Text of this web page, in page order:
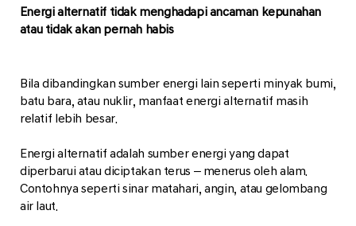
Energi alternatif tidak menghadapi ancaman kepunahan
atau tidak akan pernah habis
Bila dibandingkan sumber energi lain seperti minyak bumi,
batu bara, atau nuklir, manfaat energi alternatif masih
relatif lebih besar.
Energi alternatif adalah sumber energi yang dapat
diperbarui atau diciptakan terus – menerus oleh alam.
Contohnya seperti sinar matahari, angin, atau gelombang
air laut.